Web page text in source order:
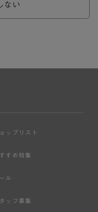
指定する方法に従って
の登録を取り消すこと
ない
ップリスト
すめ特集
ル
ッフ募集